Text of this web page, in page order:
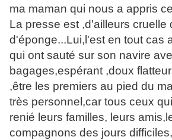
ma maman qui nous a appris
La presse est ,d'ailleurs cruelle
d'éponge...Lui,l'est en tout cas
qui ont sauté sur son navire
bagages,espérant ,doux
,être les premiers au pied du
très personnel,car tous ceux
renié leurs familles, leurs
compagnons des jours